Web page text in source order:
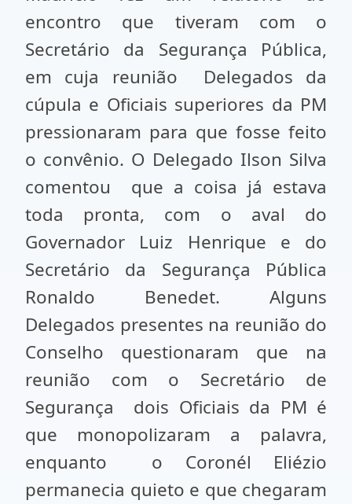
encontro que tiveram com o
Secretário da Segurança Pública,
em cuja reunião Delegados da
cúpula e Oficiais superiores da PM
pressionaram para que fosse feito
o convênio. O Delegado Ilson Silva
comentou que a coisa já estava
toda pronta, com o aval do
Governador Luiz Henrique e do
Secretário da Segurança Pública
Ronaldo Benedet. Alguns
Delegados presentes na reunião do
Conselho questionaram que na
reunião com o Secretário de
Segurança dois Oficiais da PM é
que monopolizaram a palavra,
enquanto o Coronél Eliézio
permanecia quieto e que chegaram